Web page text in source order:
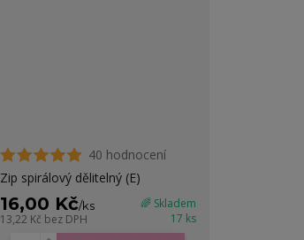
40 hodnocení
Zip spirálový dělitelný (E)
16,00 Kč/ks
13,22 Kč bez DPH
🌈 Skladem
17 ks